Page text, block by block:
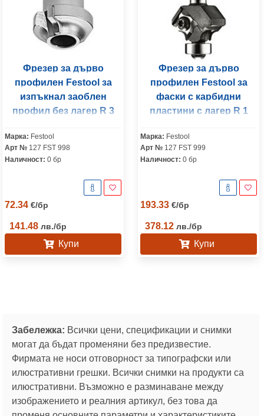
Фрезер за дърво
профилен Festool за
изпъкнал заоблен
профил без лагер R 3
500 Z1
Марка: Festool
Арт № 127 FST 998
Наличност: 0 бр
72.34 €/бр
141.48 лв./бр
Купи
Фрезер за дърво
профилен Festool за
фаски с карбидни
пластини с лагер R 1
Марка: Festool
Арт № 127 FST 999
Наличност: 0 бр
193.33 €/бр
378.12 лв./бр
Купи
Забележка: Всички цени, спецификации и снимки
могат да бъдат променяни без предизвестие.
Фирмата не носи отговорност за типографски или
илюстративни грешки. Всички снимки на продукти са
илюстративни. Възможно е разминаване между
изображението и реалния артикул, без това да